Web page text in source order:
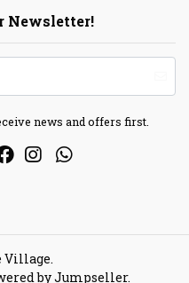
Newsletter!
news and offers first.
Village.
by Jumpseller.